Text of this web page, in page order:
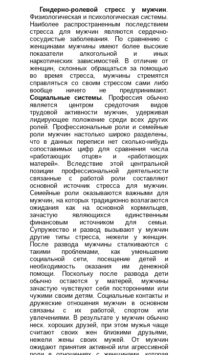
Гендерно-ролевой стресс у мужчин.
Физиологическая и психологическая системы.
Наиболее распространенным последствием
стресса для мужчин являются сердечно-
сосудистые заболевания. По сравнению с
женщинами мужчины имеют более высокие
показатели алкогольной и иных
наркотических зависимостей. В отличие от
женщин, склонных обращаться за помощью
во время стресса, мужчины стремятся
справляться со своим стрессом сами либо
вообще ничего не предпринимают.
Социальные системы. Профессия обычно
является центром средоточия видов
трудовой активности мужчин, удерживая
лидирующее положение среди всех других
ролей. Профессиональные роли и семейные
роли мужчин настолько широко разделены,
что в данных переписи нет сколько-нибудь
сопоставимых цифр для сравнения числа
«работающих отцов» и «работающих
матерей». Вследствие этой центральной
позиции профессиональной деятельности
связанные с работой роли составляют
основной источник стресса для мужчин.
Семейные роли оказываются важными для
мужчин, на которых традиционно возлагаются
ожидания как на основной кормильцев,
зачастую являющихся единственным
финансовым источником для семьи.
Супружество и развод вызывают у мужчин
другие типы стресса, нежели у женщин.
После развода мужчины сталкиваются с
такими проблемами, как уменьшение
социальной сети, посещение детей и
необходимость оказания им денежной
помощи. Поскольку после развода дети
обычно остаются у матерей, мужчины
зачастую чувствуют себя посторонними или
чужими своим детям. Социальные контакты и
дружеские отношения мужчин в основном
связаны с их работой, спортом или
увлечениями. В результате у мужчин обычно
неск. хороших друзей, при этом мужья чаще
считают своих жен близкими друзьями,
нежели жены своих мужей. От мужчин
ожидают принятия активной или агрессивной